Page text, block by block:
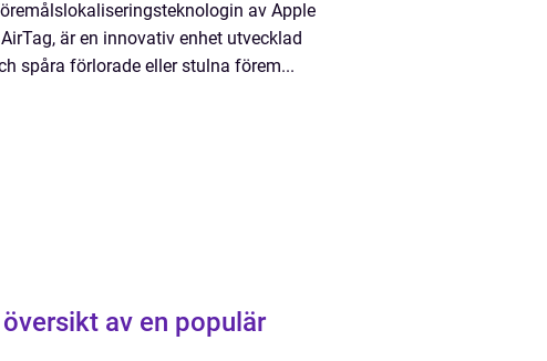
av Apple
är en innovativ enhet utvecklad
spåra förlorade eller stulna förem...
av en populär